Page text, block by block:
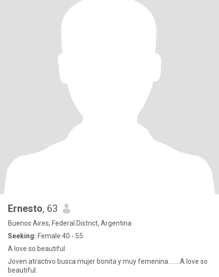
Ernesto, 63
Buenos Aires, Federal District, Argentina
Seeking: Female 40 - 55
A love so beautiful
Joven atractivo busca mujer bonita y muy femenina........A love so
beautiful.